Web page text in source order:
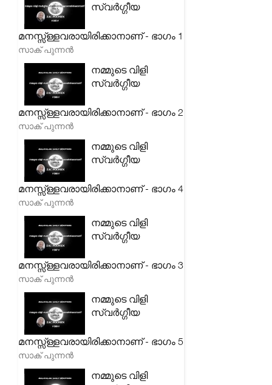
സ്വർഗ്ഗീയ
മനസ്സ്ള്ളവരായിരിക്കാനാണ് - ഭാഗം 1
സാക് പുന്നൻ
നമ്മുടെ വിളി
സ്വർഗ്ഗീയ
മനസ്സ്ള്ളവരായിരിക്കാനാണ് - ഭാഗം 2
സാക് പുന്നൻ
നമ്മുടെ വിളി
സ്വർഗ്ഗീയ
മനസ്സ്ള്ളവരായിരിക്കാനാണ് - ഭാഗം 4
സാക് പുന്നൻ
നമ്മുടെ വിളി
സ്വർഗ്ഗീയ
മനസ്സ്ള്ളവരായിരിക്കാനാണ് - ഭാഗം 3
സാക് പുന്നൻ
നമ്മുടെ വിളി
സ്വർഗ്ഗീയ
മനസ്സ്ള്ളവരായിരിക്കാനാണ് - ഭാഗം 5
സാക് പുന്നൻ
നമ്മുടെ വിളി